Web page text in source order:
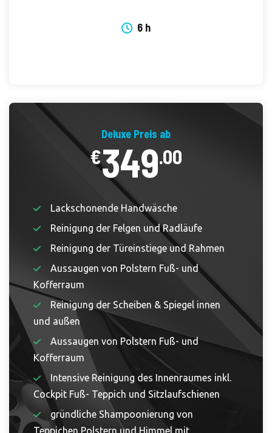
6 h
Deluxe Preis ab
€349.00
Lackschonende Handwäsche
Reinigung der Felgen und Radläufe
Reinigung der Türeinstiege und Rahmen
Aussaugen von Polstern Fuß- und
Kofferraum
Reinigung der Scheiben & Spiegel innen
und außen
Aussaugen von Polstern Fuß- und
Kofferraum
Intensive Reinigung des Innenraumes inkl.
Cockpit Fuß- Teppich und Sitzlaufschienen
gründliche Shampoonierung von
Teppichen Polstern und Himmel mit